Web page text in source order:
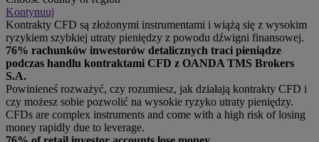
Kontynuuj
Kontrakty CFD są złożonymi instrumentami i wiążą się z wysokim
ryzykiem szybkiej utraty pieniędzy z powodu dźwigni finansowej.
76% rachunków inwestorów detalicznych traci pieniądze
podczas handlu kontraktami CFD z OANDA TMS Brokers
S.A.
Powinieneś rozważyć, czy rozumiesz, jak działają kontrakty CFD i
czy możesz sobie pozwolić na wysokie ryzyko utraty pieniędzy.
CFDs are complex instruments and come with a high risk of losing
money rapidly due to leverage.